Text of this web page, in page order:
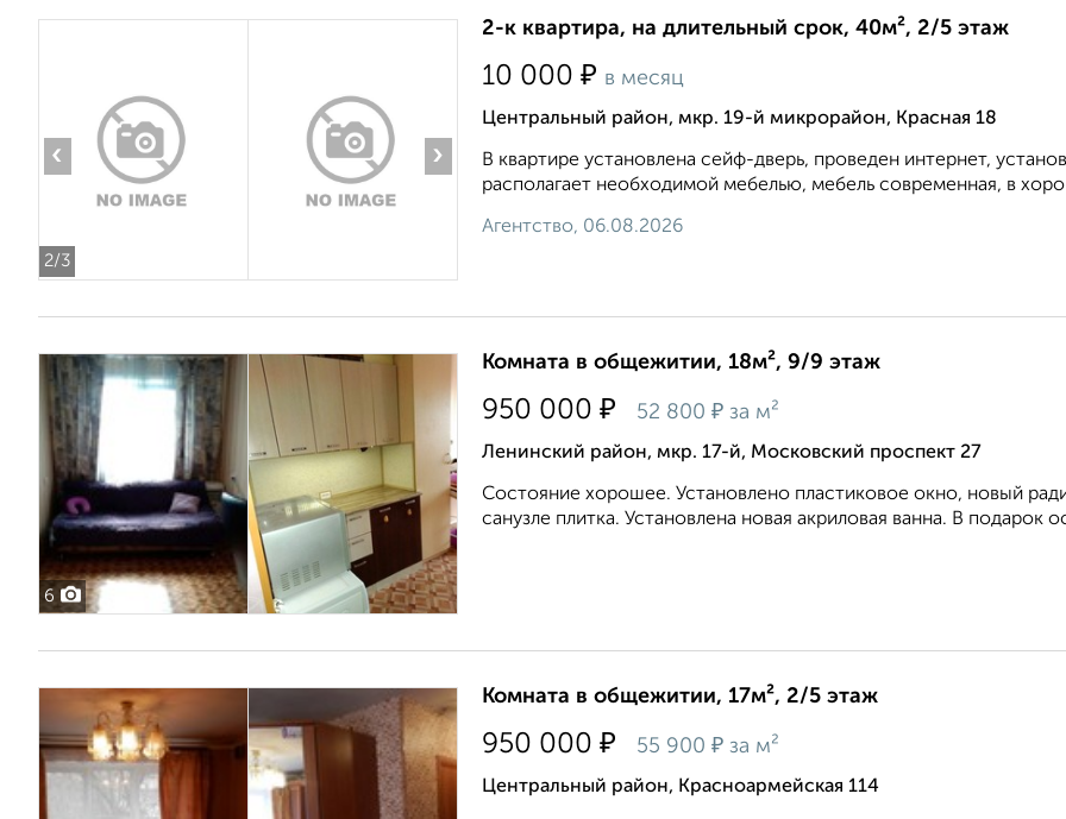
2/3
‹ ›
2-к квартира, на длительный срок, 40м², 2/5 этаж
10 000 ₽ в месяц
Центральный район, мкр. 19-й микрорайон, Красная 18
В квартире установлена сейф-дверь, проведен интернет,
располагает необходимой мебелью, мебель современная, в
Агентство, 06.08.2026
6
Комната в общежитии, 18м², 9/9 этаж
950 000 ₽ 52 800 ₽ за м²
Ленинский район, мкр. 17-й, Московский проспект 27
Состояние хорошее. Установлено пластиковое окно, новый
санузле плитка. Установлена новая акриловая ванна. В подарок
Комната в общежитии, 17м², 2/5 этаж
950 000 ₽ 55 900 ₽ за м²
Центральный район, Красноармейская 114